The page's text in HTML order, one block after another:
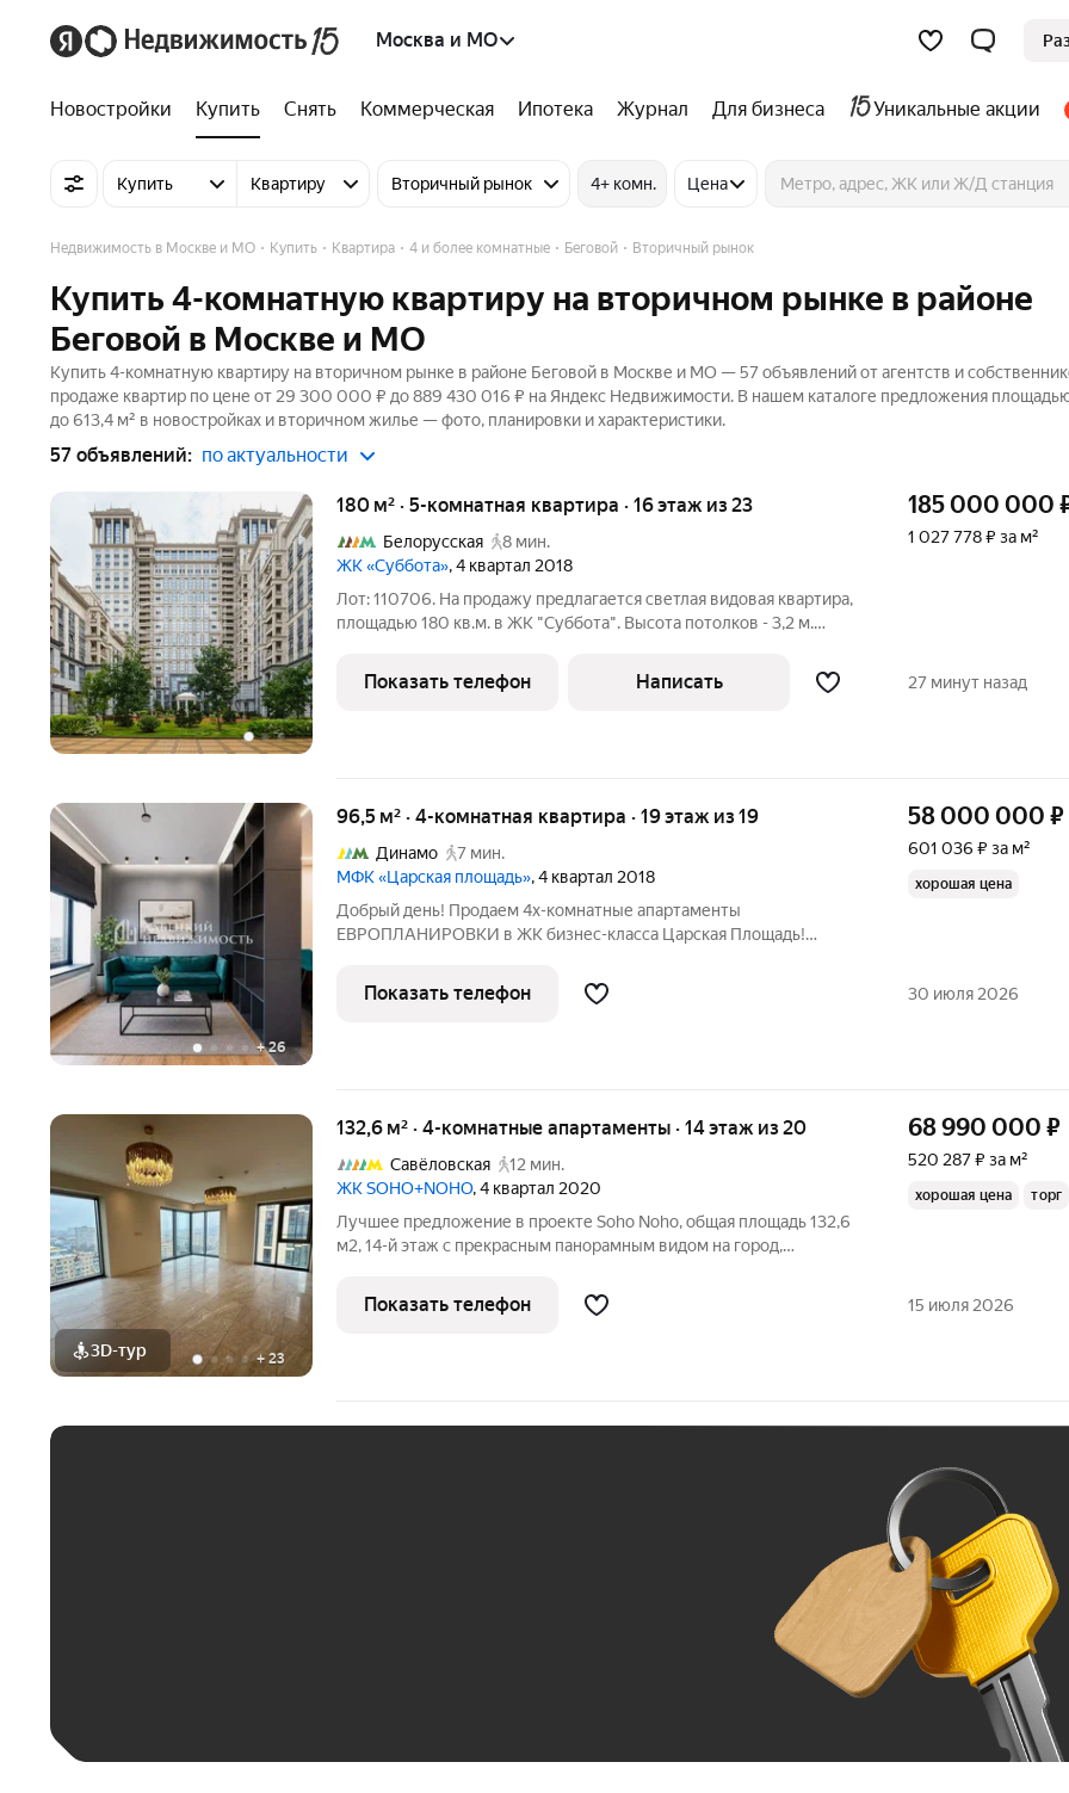
Москва и МО
Новостройки Купить Снять Коммерческая Ипотека Журнал Для бизнеса Уникальные акции
Купить Квартиру Вторичный рынок 4+ комн. Цена
Недвижимость в Москве и МО Купить Квартира 4 и более комнатные Беговой Вторичный рынок
Купить 4-комнатную квартиру на вторичном рынке в районе
Беговой в Москве и МО
Купить 4-комнатную квартиру на вторичном рынке в районе Беговой в Москве и МО — 57 объявлений от агентств и
продаже квартир по цене от 29 300 000 ₽ до 889 430 016 ₽ на Яндекс Недвижимости. В нашем каталоге предложения
до 613,4 м² в новостройках и вторичном жилье — фото, планировки и характеристики.
57 объявлений: по актуальности
180 м² · 5-комнатная квартира · 16 этаж из 23
Белорусская
8 мин.
ЖК «Суббота», 4 квартал 2018
Лот: 110706. На продажу предлагается светлая видовая квартира,
площадью 180 кв.м. в ЖК "Суббота". Высота потолков - 3,2 м.
гостиную, кухню, четыре спальни со своими гардеробными, две из
185 000 000
1 027 778 ₽ за м²
Показать телефон Написать 27 минут назад
+26
96,5 м² · 4-комнатная квартира · 19 этаж из 19
Динамо
7 мин.
МФК «Царская площадь», 4 квартал 2018
Добрый день! Продаем 4х-комнатные апартаменты
ЕВРОПЛАНИРОВКИ в ЖК бизнес-класса Царская Площадь!
ДЕЙСТВИТЕЛЬНОСТИ! ПРО АПАРТАМЕНТЫ: Комфортная
эргономичная планировка для большой семьи, общий метраж -
58 000 000 ₽
601 036 ₽ за м²
хорошая цена
Показать телефон 30 июля 2026
3D-тур +23
132,6 м² · 4-комнатные апартаменты · 14 этаж из 20
Савёловская
12 мин.
ЖК SOHO+NOHO, 4 квартал 2020
Лучшее предложение в проекте Soho Noho, общая площадь 132,6
м2, 14-й этаж с прекрасным панорамным видом на город,
отделочные материалы и наполнение премиального уровня.
Удобная планировка для семьи с
68 990 000 ₽
520 287 ₽ за м²
хорошая цена торг
Показать телефон 15 июля 2026